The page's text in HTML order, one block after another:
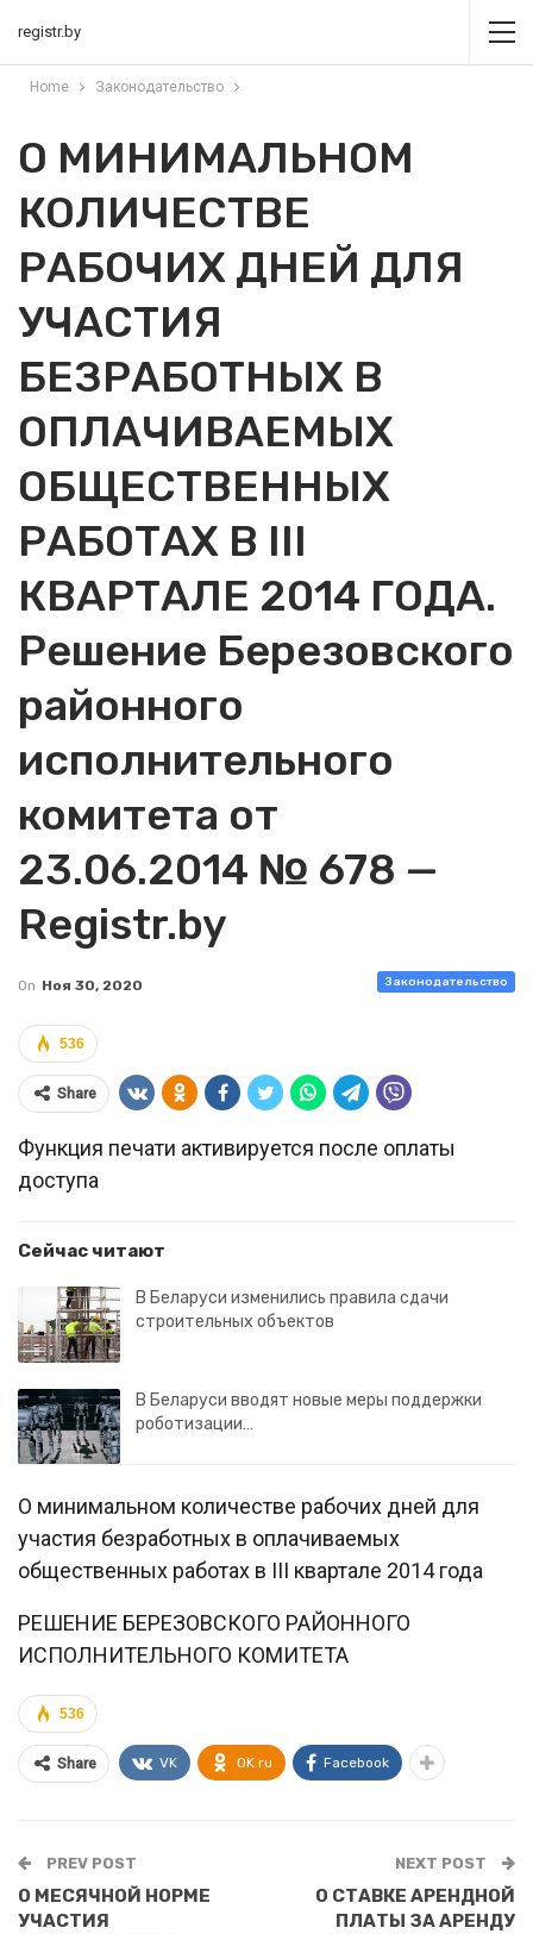
registr.by
Home Законодательство
О МИНИМАЛЬНОМ
КОЛИЧЕСТВЕ
РАБОЧИХ ДНЕЙ ДЛЯ
УЧАСТИЯ
БЕЗРАБОТНЫХ В
ОПЛАЧИВАЕМЫХ
ОБЩЕСТВЕННЫХ
РАБОТАХ В III
КВАРТАЛЕ 2014 ГОДА.
Решение Березовского
районного
исполнительного
комитета от
23.06.2014 № 678 —
Registr.by
Законодательство
On Ноя 30, 2020
536
Share
Функция печати активируется после оплаты
доступа
Сейчас читают
В Беларуси изменились правила сдачи
строительных объектов
В Беларуси вводят новые меры поддержки
роботизации…
О минимальном количестве рабочих дней для
участия безработных в оплачиваемых
общественных работах в III квартале 2014 года
РЕШЕНИЕ БЕРЕЗОВСКОГО РАЙОННОГО
ИСПОЛНИТЕЛЬНОГО КОМИТЕТА
536
Share VK OK.ru Facebook
PREV POST
О МЕСЯЧНОЙ НОРМЕ
УЧАСТИЯ
NEXT POST
О СТАВКЕ АРЕНДНОЙ
ПЛАТЫ ЗА АРЕНДУ